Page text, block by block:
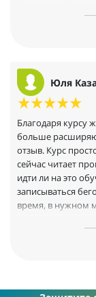
заманчивым
согласилась.
часовых лекций.
которые
рассказывают о
вооооообще была
познакомилась,
программ,
трудового
фотошоп, могу
стилизованный
обучение. Азарт,
и смайлики от
придают
Юля
Благодаря курсу
больше
отзыв. Курс
сейчас читает
идти ли на это
записываться
время, в нужном
Обучаюсь у
Сначала
предположить не